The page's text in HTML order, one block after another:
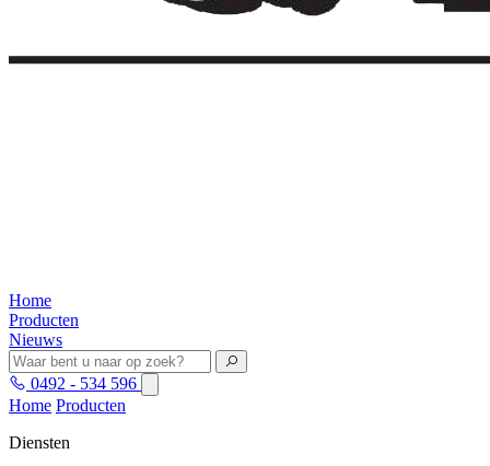
Home
Producten
Nieuws
0492 - 534 596
Home Producten
Diensten